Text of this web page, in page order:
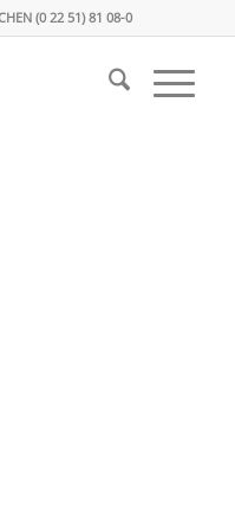
(0 22 51) 81 08-0